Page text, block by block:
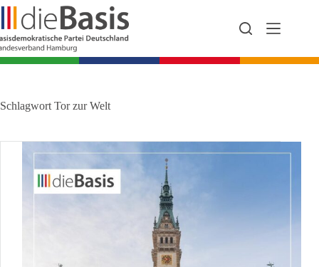
Zum
Inhalt
springen
Schlagwort Tor zur Welt